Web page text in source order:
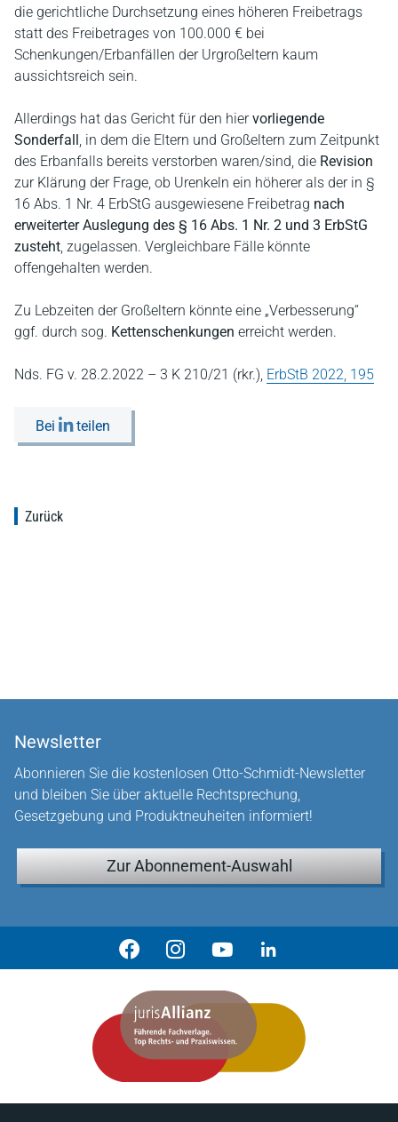
die gerichtliche Durchsetzung eines höheren Freibetrags
statt des Freibetrages von 100.000 € bei
Schenkungen/Erbanfällen der Urgroßeltern kaum
aussichtsreich sein.
Allerdings hat das Gericht für den hiervorliegende
Sonderfall, in dem die Eltern und Großeltern zum Zeitpunkt
des Erbanfalls bereits verstorben waren/sind, die Revision
zur Klärung der Frage, ob Urenkeln ein höherer als der in §
16 Abs. 1 Nr. 4 ErbStG ausgewiesene Freibetrag nach
erweiterter Auslegung des § 16 Abs. 1 Nr. 2 und 3 ErbStG
zusteht, zugelassen. Vergleichbare Fälle könnte
offengehalten werden.
Zu Lebzeiten der Großeltern könnte eine „Verbesserung“
ggf. durch sog. Kettenschenkungen erreicht werden.
Nds. FG v. 28.2.2022 – 3 K 210/21 (rkr.), ErbStB 2022, 195
Bei teilen
Zurück
Newsletter
Abonnieren Sie die kostenlosen Otto-Schmidt-Newsletter
und bleiben Sie über aktuelle Rechtsprechung,
Gesetzgebung und Produktneuheiten informiert!
Zur Abonnement-Auswahl